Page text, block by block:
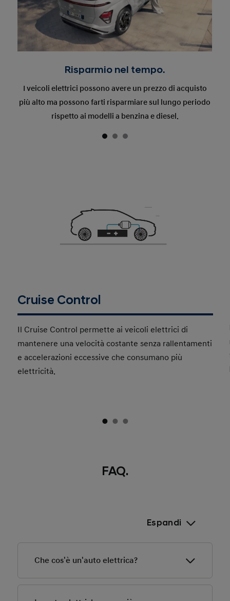
Risparmio nel tempo.
I veicoli elettrici possono avere un prezzo di acquisto
più alto ma possono farti risparmiare sul lungo periodo
rispetto ai modelli a benzina e diesel.
Cruise Control
Il Cruise Control permette ai veicoli elettrici di
mantenere una velocità costante senza rallentamenti
e accelerazioni eccessive che consumano più
elettricità.
FAQ.
Espandi
Che cos'è un'auto elettrica?
pensando a un Veicolo Elettrico a Batteria (BEV) che